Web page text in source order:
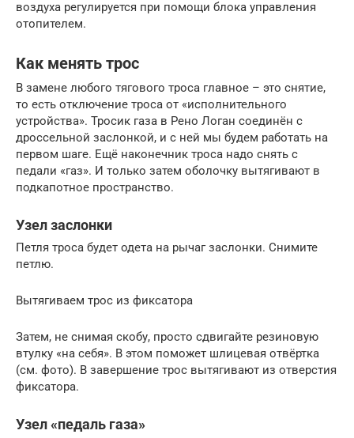
воздуха регулируется при помощи блока управления
отопителем.
Как менять трос
В замене любого тягового троса главное – это снятие,
то есть отключение троса от «исполнительного
устройства». Тросик газа в Рено Логан соединён с
дроссельной заслонкой, и с ней мы будем работать на
первом шаге. Ещё наконечник троса надо снять с
педали «газ». И только затем оболочку вытягивают в
подкапотное пространство.
Узел заслонки
Петля троса будет одета на рычаг заслонки. Снимите
петлю.
Вытягиваем трос из фиксатора
Затем, не снимая скобу, просто сдвигайте резиновую
втулку «на себя». В этом поможет шлицевая отвёртка
(см. фото). В завершение трос вытягивают из отверстия
фиксатора.
Узел «педаль газа»